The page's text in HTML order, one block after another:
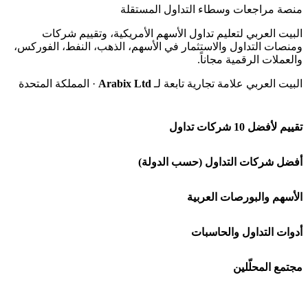
منصة مراجعات وسطاء التداول المستقلة
البيت العربي لتعليم تداول الأسهم الأمريكية، وتقييم شركات
ومنصات التداول والاستثمار في الأسهم، الذهب، النفط، الفوركس،
والعملات الرقمية مجاناً.
البيت العربي علامة تجارية تابعة لـ Arabix Ltd · المملكة المتحدة
تقييم لأفضل 10 شركات تداول
شركة Capital.com
افاتريد AvaTrade
اكسنس Exness
منصة بينانس
أفضل شركات التداول (حسب الدولة)
شركات تداول في السعودية
شركات تداول في الإمارات
شركات تداول في الكويت
الأسهم والبورصات العربية
🌍 كل البورصات العربية
🇸🇦 السوق السعودية
أدوات التداول والحاسبات
🕌 حاسبة الزكاة
مجتمع المحلّلين